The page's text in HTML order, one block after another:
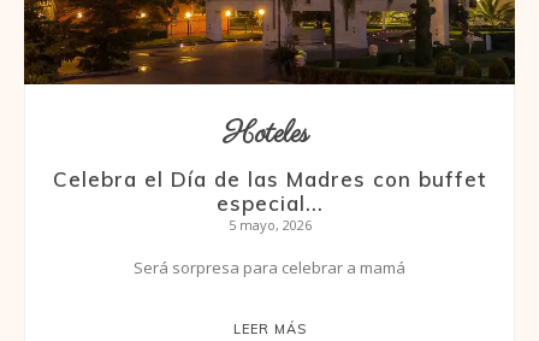
Hoteles
Celebra el Día de las Madres con buffet
especial...
5 mayo, 2026
Será sorpresa para celebrar a mamá
LEER MÁS